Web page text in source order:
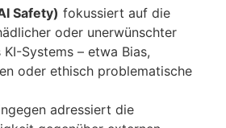
Safety) fokussiert auf die
oder unerwünschter
Systems – etwa Bias,
oder ethisch problematische
adressiert die